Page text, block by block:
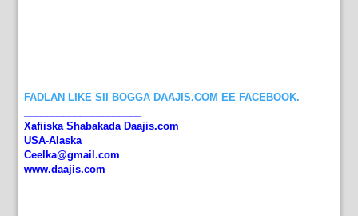
FADLAN LIKE SII BOGGA DAAJIS.COM EE FACEBOOK.
Xafiiska Shabakada Daajis.com
USA-Alaska
Ceelka@gmail.com
www.daajis.com